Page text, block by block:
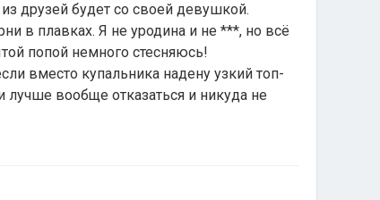
друзей будет со своей девушкой.
в плавках. Я не уродина и не ***, но всё
попой немного стесняюсь!
вместо купальника надену узкий топ-
вообще отказаться и никуда не